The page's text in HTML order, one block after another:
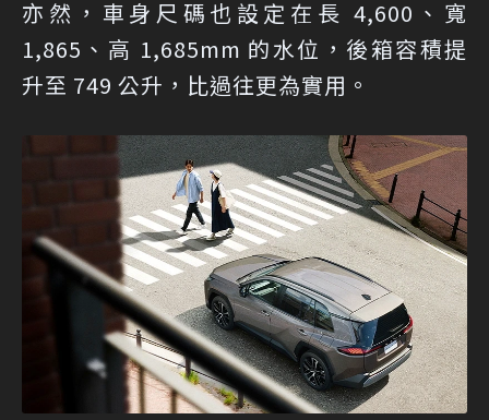
亦然，車身尺碼也設定在長 4,600、寬
1,865、高 1,685mm 的水位，後箱容積提
升至 749 公升，比過往更為實用。